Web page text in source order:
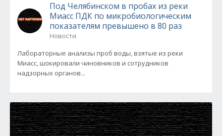
Под Челябинском в пробах из реки
Миасс ПДК по микробиологическим
показателям превышено в 80 раз
Новости
Лабораторные анализы проб воды, взятые из реки
Миасс, шокировали чиновников и сотрудников
надзорных органов...